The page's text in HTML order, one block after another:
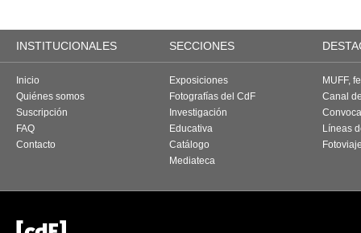
INSTITUCIONALES SECCIONES
Inicio
Quiénes somos
Suscripción
FAQ
Contacto
Exposiciones
Fotografías del CdF
Investigación
Educativa
Catálogo
Mediateca
MUFF,
Canal
Líneas